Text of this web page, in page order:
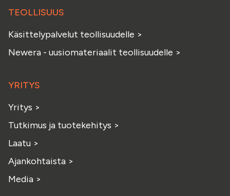
TEOLLISUUS
Käsittelypalvelut teollisuudelle >
Newera - uusiomateriaalit teollisuudelle >
YRITYS
Yritys >
Tutkimus ja tuotekehitys >
Laatu >
Ajankohtaista >
Media >